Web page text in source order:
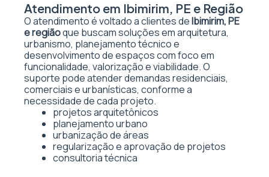
Atendimento em Ibimirim, PE e Região
O atendimento é voltado a clientes deIbimirim, PE
e regiãoque buscam soluções em arquitetura,
urbanismo, planejamento técnico e
desenvolvimento de espaços com foco em
funcionalidade, valorização e viabilidade. O
suporte pode atender demandas residenciais,
comerciais e urbanísticas, conforme a
necessidade de cada projeto.
projetos arquitetônicos
planejamento urbano
urbanização de áreas
regularização e aprovação de projetos
consultoria técnica